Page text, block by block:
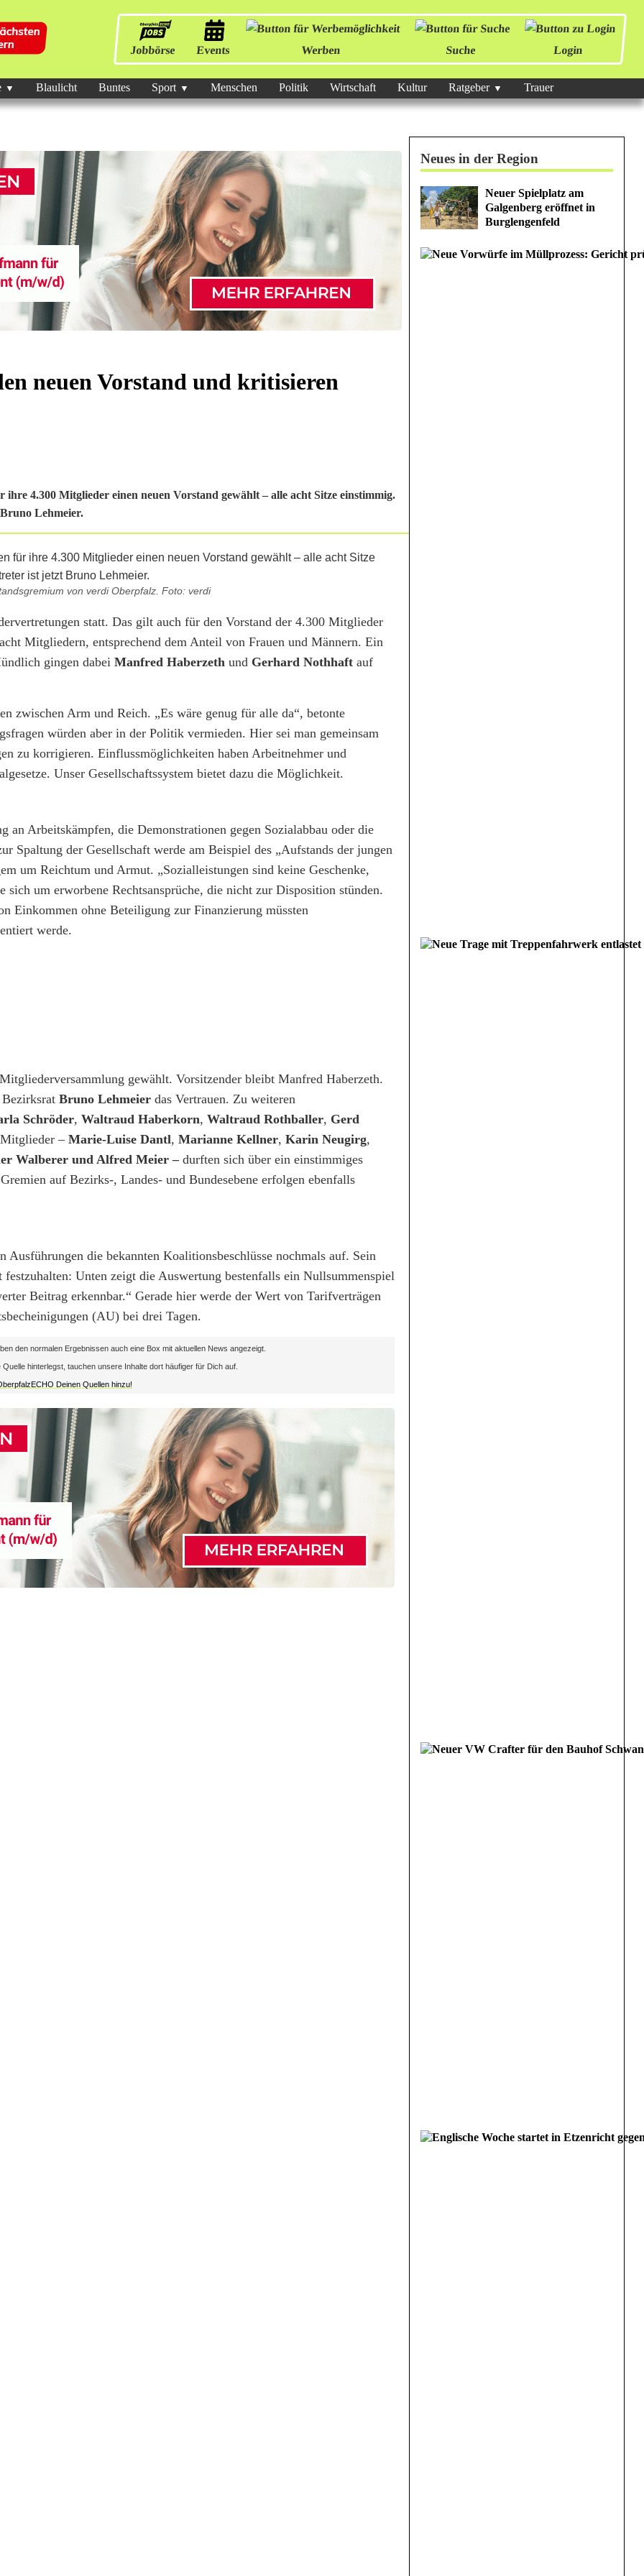
Jobbörse Events Werben Suche Login
Blaulicht Buntes Sport Menschen Politik Wirtschaft Kultur Ratgeber Trauer
neuen Vorstand und kritisieren
4.300 Mitglieder einen neuen Vorstand gewählt – alle acht Sitze einstimmig.
Lehmeier.
von verdi Oberpfalz. Foto: verdi
statt. Das gilt auch für den Vorstand der 4.300 Mitglieder
Mitgliedern, entsprechend dem Anteil von Frauen und Männern. Ein
gingen dabei Manfred Haberzeth und Gerhard Nothhaft auf
zwischen Arm und Reich. „Es wäre genug für alle da“, betonte
würden aber in der Politik vermieden. Hier sei man gemeinsam
zu korrigieren. Einflussmöglichkeiten haben Arbeitnehmer und
Unser Gesellschaftssystem bietet dazu die Möglichkeit.
Arbeitskämpfen, die Demonstrationen gegen Sozialabbau oder die
Spaltung der Gesellschaft werde am Beispiel des „Aufstands der jungen
um Reichtum und Armut. „Sozialleistungen sind keine Geschenke,
sich um erworbene Rechtsansprüche, die nicht zur Disposition stünden.
Einkommen ohne Beteiligung zur Finanzierung müssten
werde.
gewählt. Vorsitzender bleibt Manfred Haberzeth.
Bruno Lehmeier das Vertrauen. Zu weiteren
Schröder, Waltraud Haberkorn, Waltraud Rothballer, Gerd
– Marie-Luise Dantl, Marianne Kellner, Karin Neugirg,
Walberer und Alfred Meier –durften sich über ein einstimmiges
auf Bezirks-, Landes- und Bundesebene erfolgen ebenfalls
Ausführungen die bekannten Koalitionsbeschlüsse nochmals auf. Sein
Unten zeigt die Auswertung bestenfalls ein Nullsummenspiel
Beitrag erkennbar.“ Gerade hier werde der Wert von Tarifverträgen
(AU) bei drei Tagen.
den normalen Ergebnissen auch eine Box mit aktuellen News angezeigt.
hinterlegst, tauchen unsere Inhalte dort häufiger für Dich auf.
Deinen Quellen hinzu!
Neues in der Region
Neuer Spielplatz am
Galgenberg eröffnet in
Burglengenfeld